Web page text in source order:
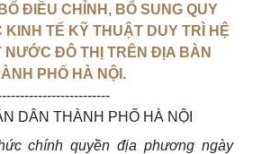
ĐIỀU CHỈNH, BỔ SUNG QUY
KINH TẾ KỸ THUẬT DUY TRÌ HỆ
NƯỚC ĐÔ THỊ TRÊN ĐỊA BÀN
PHỐ HÀ NỘI.
DÂN THÀNH PHỐ HÀ NỘI
chính quyền địa phương ngày